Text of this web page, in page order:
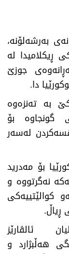
بەرشەلۆنە،
ڕیکلامیدا لە
جوزێ
دا.
بە تەنزەوە
گونجاوە بۆ
لەسەر
بۆ مەدرید
نەگرتووە و
کوالێتییەکی
ئالڤارێز
هەڵبژارد و